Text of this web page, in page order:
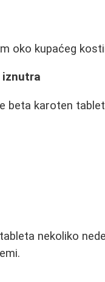
oko kupaćeg
iznutra
beta karoten
nekoliko